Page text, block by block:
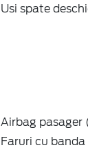
Usi spate
Airbag pasager
Faruri cu